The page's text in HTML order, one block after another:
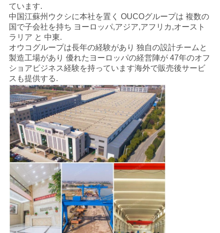
ています.
中国江蘇州ウクシに本社を置く OUCOグループは 複数の
国で子会社を持ち ヨーロッパ,アジア,アフリカ,オースト
ラリア と 中東.
オウコグループは長年の経験があり 独自の設計チームと
製造工場があり 優れたヨーロッパの経営陣が 47年のオフ
ショアビジネス経験を持っています海外で販売後サービ
スも提供する.